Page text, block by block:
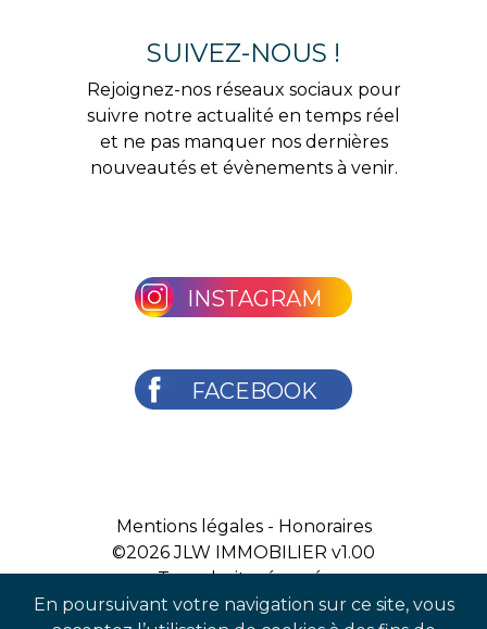
En poursuivant votre navigation sur ce site, vous
SUIVEZ-NOUS !
Rejoignez-nos réseaux sociaux pour
suivre notre actualité en temps réel
et ne pas manquer nos dernières
nouveautés et évènements à venir.
INSTAGRAM
FACEBOOK
Mentions légales- Honoraires
©2026JLW IMMOBILIER v1.00
Tous droits réservés